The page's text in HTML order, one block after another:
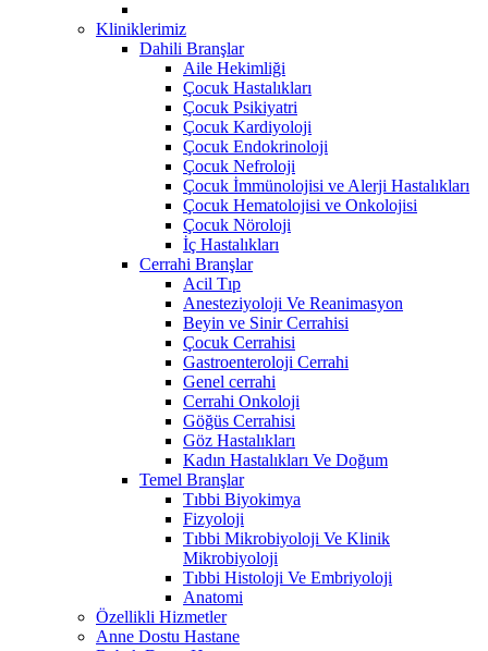
Kliniklerimiz
Dahili Branşlar
Aile Hekimliği
Çocuk Hastalıkları
Çocuk Psikiyatri
Çocuk Kardiyoloji
Çocuk Endokrinoloji
Çocuk Nefroloji
Çocuk İmmünolojisi ve Alerji Hastalıkları
Çocuk Hematolojisi ve Onkolojisi
Çocuk Nöroloji
İç Hastalıkları
Cerrahi Branşlar
Acil Tıp
Anesteziyoloji Ve Reanimasyon
Beyin ve Sinir Cerrahisi
Çocuk Cerrahisi
Gastroenteroloji Cerrahi
Genel cerrahi
Cerrahi Onkoloji
Göğüs Cerrahisi
Göz Hastalıkları
Kadın Hastalıkları Ve Doğum
Temel Branşlar
Tıbbi Biyokimya
Fizyoloji
Tıbbi Mikrobiyoloji Ve Klinik
Mikrobiyoloji
Tıbbi Histoloji Ve Embriyoloji
Anatomi
Özellikli Hizmetler
Anne Dostu Hastane